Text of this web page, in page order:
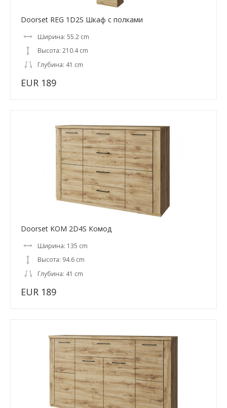
Doorset REG 1D2S Шкаф с полками
Ширина: 55.2 cm
Высота: 210.4 cm
Глубина: 41 cm
EUR 189
Doorset KOM 2D4S Комод
Ширина: 135 cm
Высота: 94.6 cm
Глубина: 41 cm
EUR 189